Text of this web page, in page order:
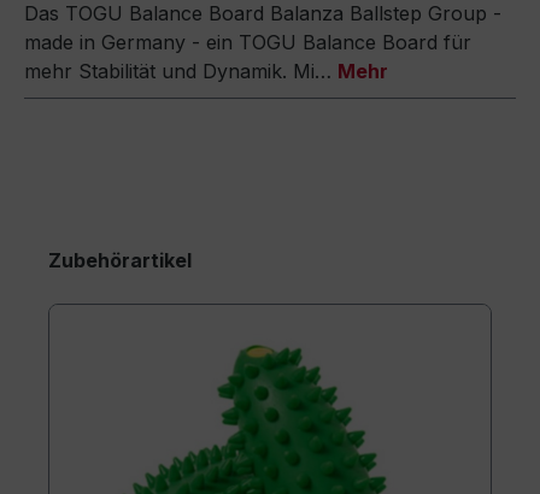
Das TOGU Balance Board Balanza Ballstep Group -
made in Germany - ein TOGU Balance Board für
mehr Stabilität und Dynamik. Mi… Mehr
Zubehörartikel